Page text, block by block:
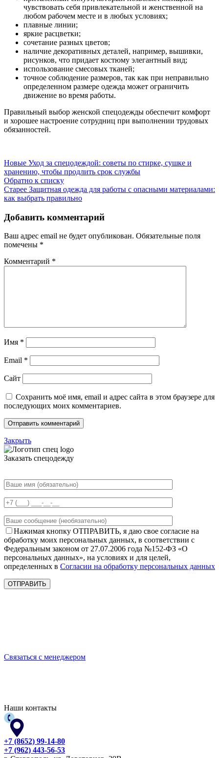
чувствовать себя привлекательной и женственной на
любом рабочем месте и в любых условиях;
плавные линии;
яркие расцветки;
сочетание разных цветов;
наличие декоративных деталей, например, вышивки,
рисунков, что придает костюму элегантный вид;
использование смесовых тканей;
точное соблюдение размеров, так как при неправильно
определенном размере одежда может ограничить
движение во время работы.
Правильный выбор женской спецодежды обеспечит комфорт
и хорошее настроение сотрудниц при выполнении трудовых
обязанностей.
Новые Уход за спецодеждой: советы по стирке, сушке и
хранению, чтобы продлить срок службы
Обратно к списку
Старее Защитная одежда для работы с опасными материалами:
как выбрать правильно
Добавить комментарий
Ваш адрес email не будет опубликован. Обязательные поля
помечены *
Комментарий *
Имя *
Email *
Сайт
Сохранить моё имя, email и адрес сайта в этом браузере для
последующих моих комментариев.
Закрыть
Заказать спецодежду
Нажимая кнопку ОТПРАВИТЬ, я даю свое согласие на
обработку моих персональных данных, в соответствии с
Федеральным законом от 27.07.2006 года №152-ФЗ «О
персональных данных», на условиях и для целей,
определенных в Согласии на обработку персональных данных
Связаться с менеджером
Наши контакты
+7 (8652) 99-14-80
+7 (962) 443-56-53